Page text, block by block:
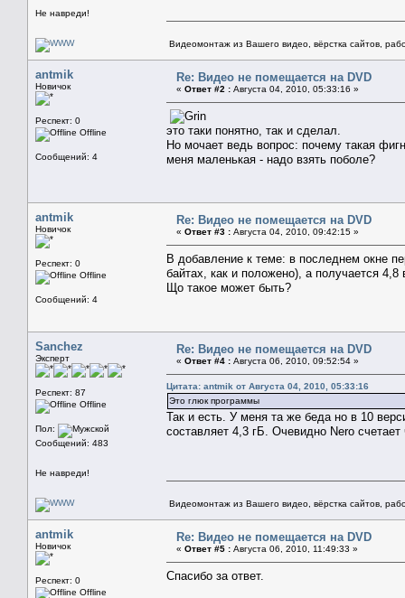
Не навреди!
Видеомонтаж из Вашего видео, вёрстка сайтов,
antmik
Новичок
Респект: 0
Offline
Сообщений: 4
Re: Видео не помещается на DVD
« Ответ #2 : Августа 04, 2010, 05:33:16 »
это таки понятно, так и сделал.
Но мочает ведь вопрос: почему такая
меня маленькая - надо взять поболе?
antmik
Новичок
Респект: 0
Offline
Сообщений: 4
Re: Видео не помещается на DVD
« Ответ #3 : Августа 04, 2010, 09:42:15 »
В добавление к теме: в последнем окне
байтах, как и положено), а получается 4,8
Що такое может быть?
Sanchez
Эксперт
Респект: 87
Offline
Пол:
Сообщений: 483
Не навреди!
Re: Видео не помещается на DVD
« Ответ #4 : Августа 06, 2010, 09:52:54 »
Цитата: antmik от Августа 04, 2010, 05:33:16
Это глюк программы
Так и есть. У меня та же беда но в 10
составляет 4,3 гБ. Очевидно Nero
Видеомонтаж из Вашего видео, вёрстка сайтов,
antmik
Новичок
Респект: 0
Offline
Re: Видео не помещается на DVD
« Ответ #5 : Августа 06, 2010, 11:49:33 »
Спасибо за ответ.